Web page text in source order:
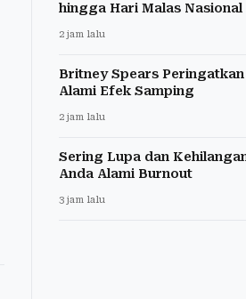
hingga Hari Malas Nasional
2 jam lalu
Britney Spears
Alami Efek Samping
2 jam lalu
Sering Lupa dan
Anda Alami Burnout
3 jam lalu